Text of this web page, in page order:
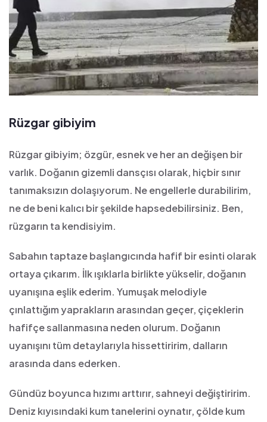
Rüzgar gibiyim
Rüzgar gibiyim; özgür, esnek ve her an değişen bir
varlık. Doğanın gizemli dansçısı olarak, hiçbir sınır
tanımaksızın dolaşıyorum. Ne engellerle durabilirim,
ne de beni kalıcı bir şekilde hapsedebilirsiniz. Ben,
rüzgarın ta kendisiyim.
Sabahın taptaze başlangıcında hafif bir esinti olarak
ortaya çıkarım. İlk ışıklarla birlikte yükselir, doğanın
uyanışına eşlik ederim. Yumuşak melodiyle
çınlattığım yaprakların arasından geçer, çiçeklerin
hafifçe sallanmasına neden olurum. Doğanın
uyanışını tüm detaylarıyla hissettiririm, dalların
arasında dans ederken.
Gündüz boyunca hızımı arttırır, sahneyi değiştiririm.
Deniz kıyısındaki kum tanelerini oynatır, çölde kum